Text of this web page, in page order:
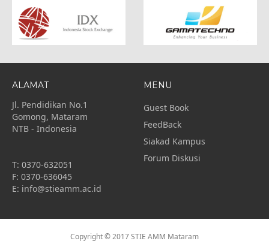
ALAMAT
Jl. Pendidikan No.1
Gomong, Mataram
NTB - Indonesia
T: 0370-632051
F: 0370-636045
E: info@stieamm.ac.id
MENU
Guest Book
FeedBack
Siakad Kampus
Forum Diskusi
Copyright © 2017 STIE AMM Mataram